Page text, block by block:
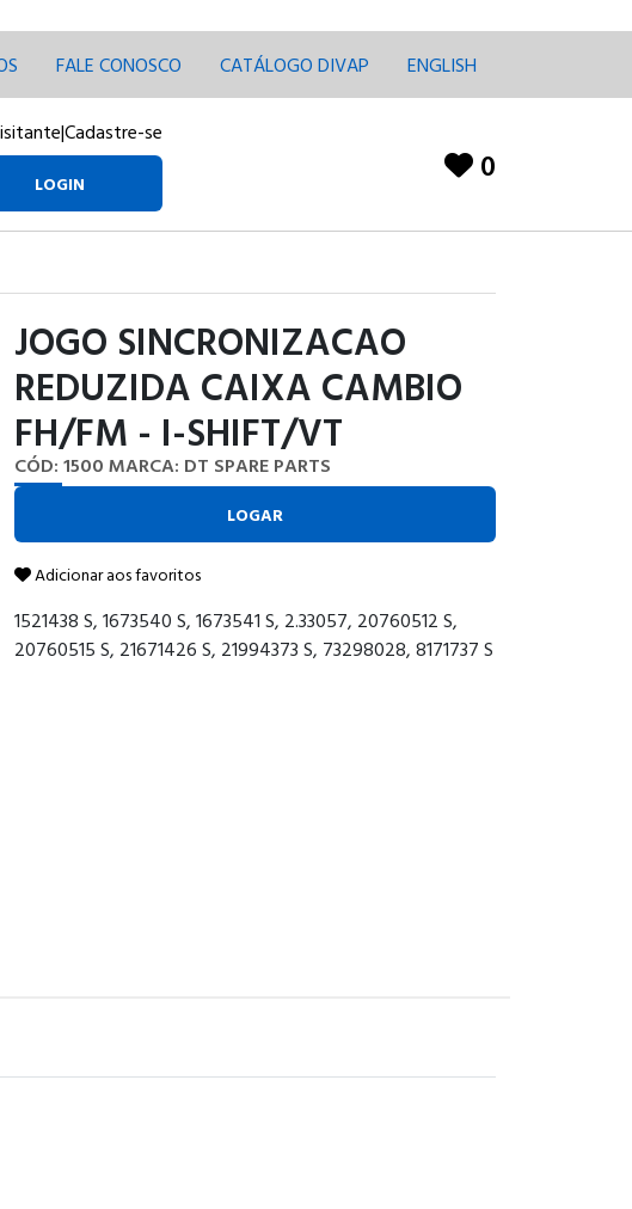
FALE CONOSCO CATÁLOGO DIVAP ENGLISH
|Cadastre-se
LOGIN 0
JOGO SINCRONIZACAO
REDUZIDA CAIXA CAMBIO
FH/FM - I-SHIFT/VT
CÓD: 1500 MARCA: DT SPARE PARTS
LOGAR
Adicionar aos favoritos
1521438 S, 1673540 S, 1673541 S, 2.33057, 20760512 S,
20760515 S, 21671426 S, 21994373 S, 73298028, 8171737 S